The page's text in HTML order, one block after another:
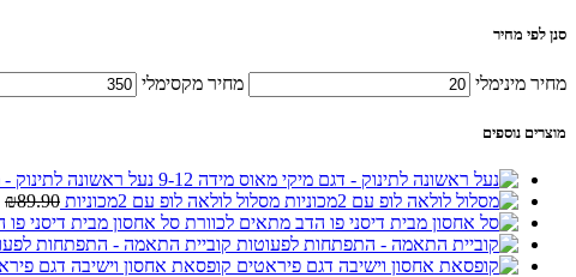
סנן לפי מחיר
מחיר מינימלי מחיר מקסימלי
מוצרים נוספים
נעל ראשונה לתינוק
מסלול לולאה לופ עם 2מכוניות
₪89.90
סל אחסון מבית דיסני
קוביית התאמה - התפתחות
קופסאת אחסון וישיבה דגם